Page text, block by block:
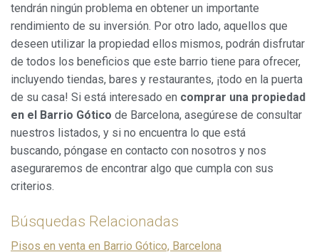
tendrán ningún problema en obtener un importante
rendimiento de su inversión. Por otro lado, aquellos que
deseen utilizar la propiedad ellos mismos, podrán disfrutar
de todos los beneficios que este barrio tiene para ofrecer,
incluyendo tiendas, bares y restaurantes, ¡todo en la puerta
de su casa! Si está interesado en comprar una propiedad
en el Barrio Gótico de Barcelona, asegúrese de consultar
nuestros listados, y si no encuentra lo que está
buscando, póngase en contacto con nosotros y nos
aseguraremos de encontrar algo que cumpla con sus
criterios.
Búsquedas Relacionadas
Pisos en venta en Barrio Gótico, Barcelona